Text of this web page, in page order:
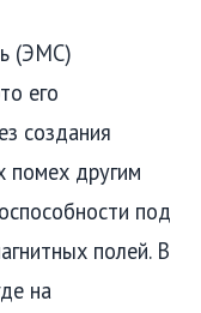
(ЭМС)
его
создания
помех другим
под
полей. В
на